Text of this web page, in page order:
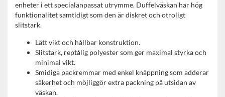
enheter i ett specialanpassat utrymme. Duffelväskan har hög
funktionalitet samtidigt som den är diskret och otroligt
slitstark.
Lätt vikt och hållbar konstruktion.
Slitstark, reptålig polyester som ger maximal styrka och
minimal vikt.
Smidiga packremmar med enkel knäppning som adderar
säkerhet och möjliggör extra packning på utsidan av
väskan.